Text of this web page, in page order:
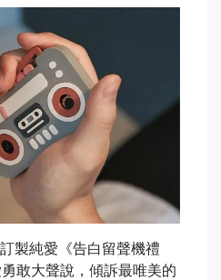
製純愛《告白留聲機禮
敢大聲說，傾訴最唯美的